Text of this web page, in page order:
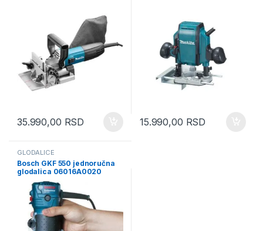
35.990,00 RSD 15.990,00 RSD
GLODALICE
Bosch GKF 550 jednoručna
glodalica 06016A0020